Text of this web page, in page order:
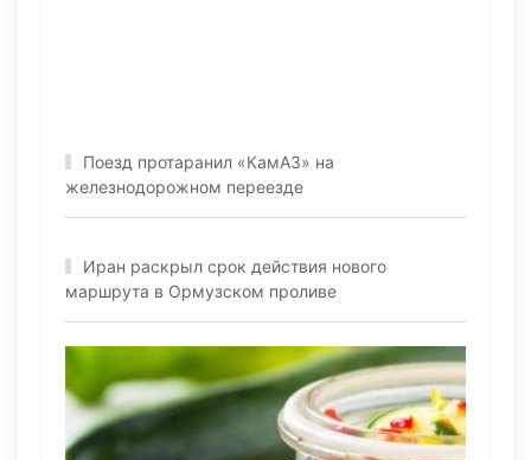
Поезд протаранил «КамАЗ» на
железнодорожном переезде
Иран раскрыл срок действия нового
маршрута в Ормузском проливе